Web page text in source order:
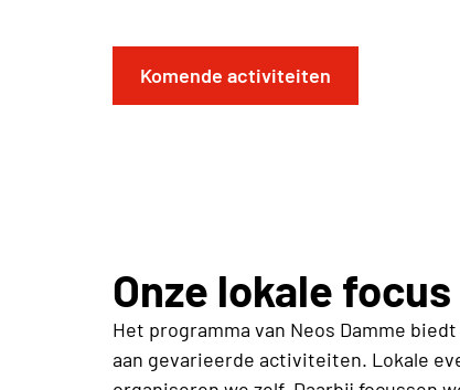
Komende activiteiten
Onze lokale focus
Het programma van Neos Damme
aan gevarieerde activiteiten. Lokale